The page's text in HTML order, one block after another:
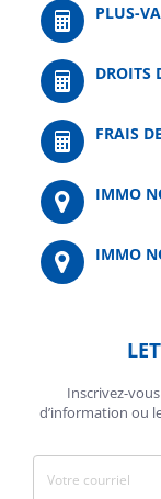
PLUS-
DROITS
FRAIS
IMMO
IMMO
Inscrivez-
d’information ou